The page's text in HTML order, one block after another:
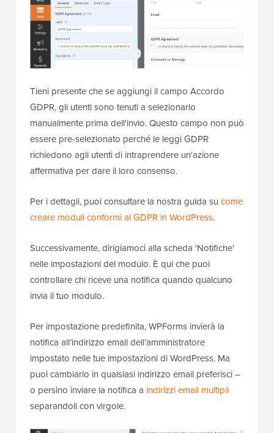
Tieni presente che se aggiungi il campo Accordo
GDPR, gli utenti sono tenuti a selezionarlo
manualmente prima dell'invio. Questo campo non può
essere pre-selezionato perché le leggi GDPR
richiedono agli utenti di intraprendere un'azione
affermativa per dare il loro consenso.
Per i dettagli, puoi consultare la nostra guida su come
creare moduli conformi al GDPR in WordPress.
Successivamente, dirigiamoci alla scheda 'Notifiche'
nelle impostazioni del modulo. È qui che puoi
controllare chi riceve una notifica quando qualcuno
invia il tuo modulo.
Per impostazione predefinita, WPForms invierà la
notifica all’indirizzo email dell’amministratore
impostato nelle tue impostazioni di WordPress. Ma
puoi cambiarlo in qualsiasi indirizzo email preferisci –
o persino inviare la notifica a indirizzi email multipli
separandoli con virgole.